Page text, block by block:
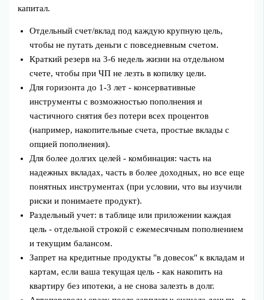
капитал.
Отдельный счет/вклад под каждую крупную цель,
чтобы не путать деньги с повседневным счетом.
Краткий резерв на 3-6 недель жизни на отдельном
счете, чтобы при ЧП не лезть в копилку цели.
Для горизонта до 1-3 лет - консервативные
инструменты с возможностью пополнения и
частичного снятия без потери всех процентов
(например, накопительные счета, простые вклады с
опцией пополнения).
Для более долгих целей - комбинация: часть на
надежных вкладах, часть в более доходных, но все еще
понятных инструментах (при условии, что вы изучили
риски и понимаете продукт).
Раздельный учет: в таблице или приложении каждая
цель - отдельной строкой с ежемесячным пополнением
и текущим балансом.
Запрет на кредитные продукты "в довесок" к вкладам и
картам, если ваша текущая цель - как накопить на
квартиру без ипотеки, а не снова залезть в долг.